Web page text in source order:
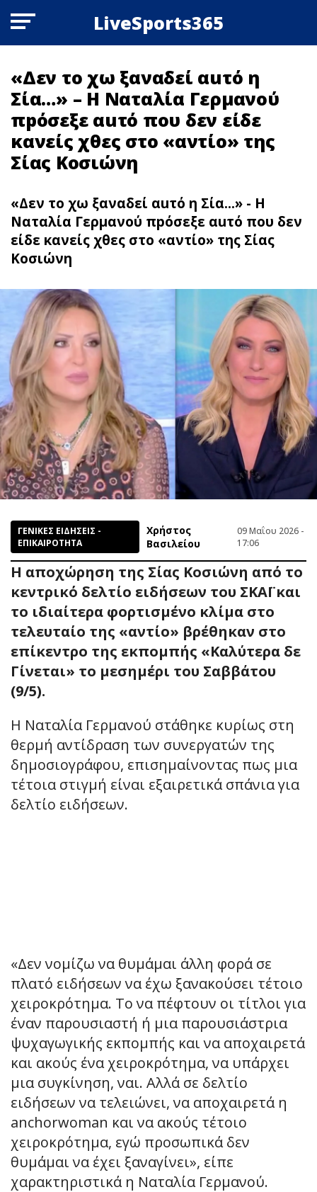
LiveSports365
«Δεν το χω ξαναδεί αuτό η
Σία…» – Η Ναταλία Γερμανού
πpόσεξε αuτό που δεν είδε
κανείς χθες στο «αντίο» της
Σίας Κοσιώνη
«Δεν το χω ξαναδεί αuτό η Σία...» - Η
Ναταλία Γερμανού πpόσεξε αuτό που δεν
είδε κανείς χθες στο «αντίο» της Σίας
Κοσιώνη
ΓΕΝΙΚΕΣ ΕΙΔΗΣΕΙΣ -
ΕΠΙΚΑΙΡΟΤΗΤΑ
Χρήστος
Βασιλείου
09 Μαΐου 2026 -
17:06
Η αποχώρηση της Σίας Κοσιώνη από το
κεντρικό δελτίο ειδήσεων του ΣΚΑΪ και
το ιδιαίτερα φορτισμένο κλίμα στο
τελευταίο της «αντίο» βρέθηκαν στο
επίκεντρο της εκπομπής «Καλύτερα δε
Γίνεται» το μεσημέρι του Σαββάτου
(9/5).
Η Ναταλία Γερμανού στάθηκε κυρίως στη
θερμή αντίδραση των συνεργατών της
δημοσιογράφου, επισημαίνοντας πως μια
τέτοια στιγμή είναι εξαιρετικά σπάνια για
δελτίο ειδήσεων.
«Δεν νομίζω να θυμάμαι άλλη φορά σε
πλατό ειδήσεων να έχω ξανακούσει τέτοιο
χειροκρότημα. Το να πέφτουν οι τίτλοι για
έναν παρουσιαστή ή μια παρουσιάστρια
ψυχαγωγικής εκπομπής και να αποχαιρετά
και ακούς ένα χειροκρότημα, να υπάρχει
μια συγκίνηση, ναι. Αλλά σε δελτίο
ειδήσεων να τελειώνει, να αποχαιρετά η
anchorwoman και να ακούς τέτοιο
χειροκρότημα, εγώ προσωπικά δεν
θυμάμαι να έχει ξαναγίνει», είπε
χαρακτηριστικά η Ναταλία Γερμανού.